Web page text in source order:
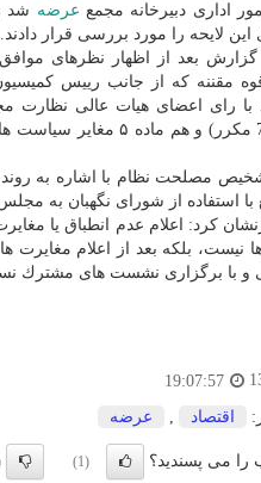
اداری دبیرخانه مجمع عرضه شد
این لایحه را مورد بررسی قرار دادند.
بعد از اظهار نظرهای
قوه مقننه كه از جانب رییس
مصلحت نظام با اشاره به
استفاده از شورای نگهبان به
كرد: اعلام عدم انطباق یا
نیست، بلكه بعد از اعلام
و با برگزاری نشست های مشترك
19:07:57
اقتصاد عرضه
را می پسندید؟ (1)